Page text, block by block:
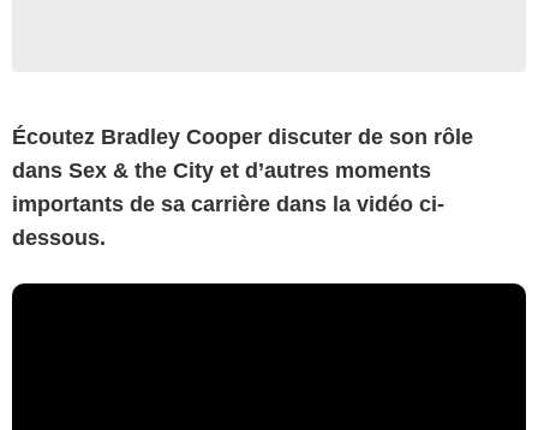
Écoutez Bradley Cooper discuter de son rôle
dans Sex & the City et d’autres moments
importants de sa carrière dans la vidéo ci-
dessous.